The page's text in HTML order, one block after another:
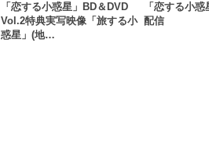
「恋する小惑星」BD＆DVD
Vol.2特典実写映像「旅する小
惑星」(地…
「恋する小
配信